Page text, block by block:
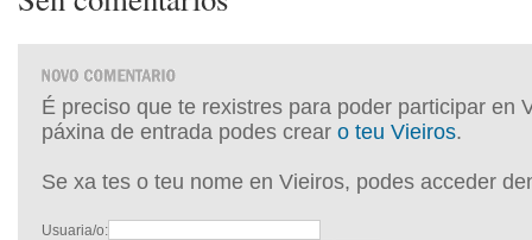
É preciso que te rexistres para poder participar en
páxina de entrada podes crear o teu Vieiros.
Se xa tes o teu nome en Vieiros, podes acceder
Usuaria/o: